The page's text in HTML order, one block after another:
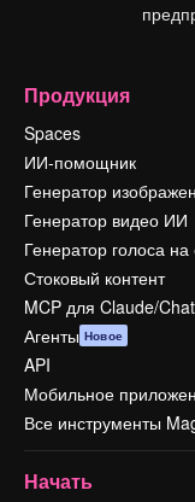
Продукция
Spaces
ИИ-помощник
Генератор
Генератор видео ИИ
Генератор голоса
Стоковый контент
MCP для Claude/
Агенты Новое
API
Мобильное
Все инструменты
Начать